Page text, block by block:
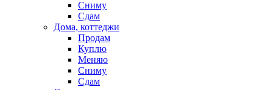
Сниму
Сдам
Дома, коттеджи
Продам
Куплю
Меняю
Сниму
Сдам